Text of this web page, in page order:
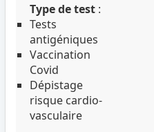
Type de test :
Tests
antigéniques
Vaccination
Covid
Dépistage
risque cardio-
vasculaire